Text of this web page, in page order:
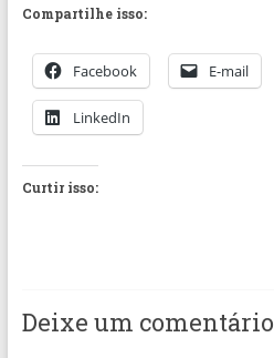
Compartilhe isso:
Facebook E-mail
LinkedIn
Curtir isso:
Deixe um comentário